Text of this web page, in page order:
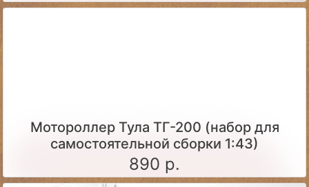
Мотороллер Тула ТГ-200 (набор для
самостоятельной сборки 1:43)
890 р.